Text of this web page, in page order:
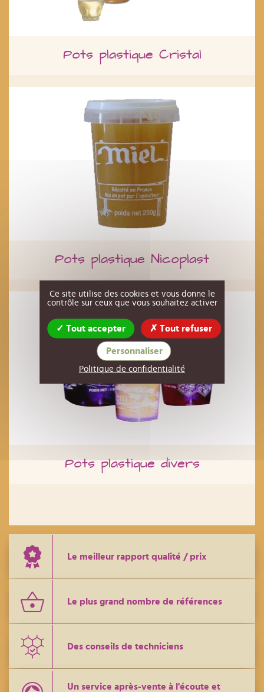
Pots plastique Cristal
Pots plastique Nicoplast
Pots plastique divers
Le meilleur rapport qualité / prix
Le plus grand nombre de références
Des conseils de techniciens
Un service après-vente à l'écoute et
Ce site utilise des cookies et vous donne le
contrôle sur ceux que vous souhaitez activer
Tout accepter Tout refuser
Personnaliser
Politique de confidentialité